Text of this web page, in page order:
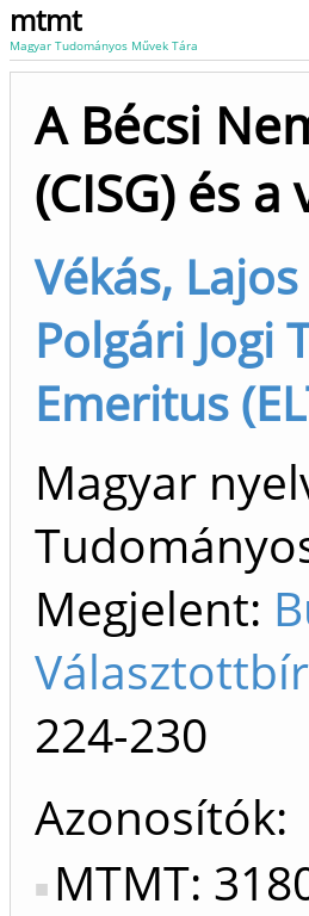
mtmt
Magyar Tudományos Művek Tára
A Bécsi
(CISG) és
Vékás,
Polgári Jogi
Emeritus
Magyar
Megjelent:
224-230
Azonosítók
MTMT: